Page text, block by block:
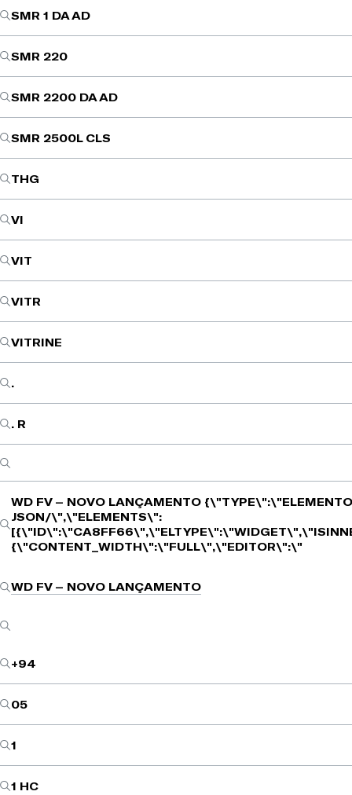
SMR 1 DA AD
SMR 220
SMR 2200 DA AD
SMR 2500L CLS
THG
VI
VIT
VITR
VITRINE
.
. R
WD FV – NOVO LANÇAMENTO
JSON/\",\"ELEMENTS\":
{\"CONTENT_WIDTH\":\"FULL\",\"EDITOR\":\"
WD FV – NOVO LANÇAMENTO
+94
05
1
1 HC